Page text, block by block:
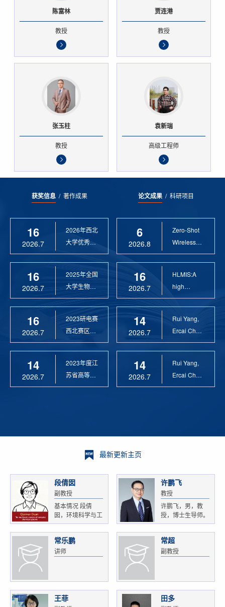
陈富林
教授
贾连港
教授
张玉柱
教授
袁新瑞
高级工程师
获奖信息/ 著作成果
16
2026.7
2026年西北
大学优秀硕
士论文指导
16
2026.7
2025年全国
大学生物联
网设计竞赛
16
2026.7
2023研电赛
西北赛区优
秀指导教师
14
2026.7
2023年度江
苏省高等学
校科学技术
论文成果/ 科研项目
6
2026.8
Zero-Shot
Wireless
Sensor
16
2026.7
HLMIS:A
high
Resolution
14
2026.7
Rui Yang,
Ercai Chen
and
14
2026.7
Rui Yang,
Ercai Chen
and
最新更新主页
段倩囡
副教授
基本情况 段倩
囡，环境科学与工
程...
许鹏飞
教授
许鹏飞，男，教
授，博士生导师。
获...
常乐鹏
讲师
常超
副教授
王菲 田多